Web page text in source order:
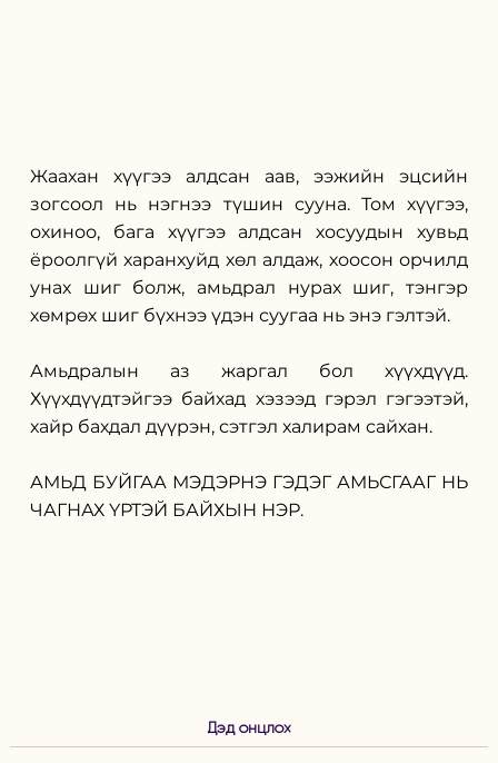
Жаахан хүүгээ алдсан аав, ээжийн эцсийн
зогсоол нь нэгнээ түшин сууна. Том хүүгээ,
охиноо, бага хүүгээ алдсан хосуудын хувьд
ёроолгүй харанхуйд хөл алдаж, хоосон орчилд
унах шиг болж, амьдрал нурах шиг, тэнгэр
хөмрөх шиг бүхнээ үдэн суугаа нь энэ гэлтэй.
Амьдралын аз жаргал бол хүүхдүүд.
Хүүхдүүдтэйгээ байхад хэзээд гэрэл гэгээтэй,
хайр бахдал дүүрэн, сэтгэл халирам сайхан.
АМЬД БУЙГАА МЭДЭРНЭ ГЭДЭГ АМЬСГААГ НЬ
ЧАГНАХ ҮРТЭЙ БАЙХЫН НЭР.
Дэд онцлох